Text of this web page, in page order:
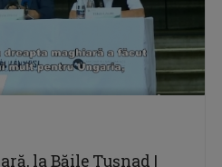
la Băile Tușnad |